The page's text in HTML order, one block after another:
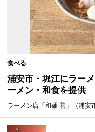
食べる
浦安市・堀江にラー
ーメン・和食を提供
ラーメン店「和麺 善」（浦安